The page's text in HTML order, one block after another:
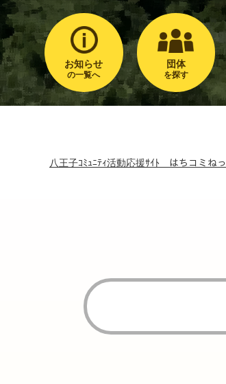
お知らせ
の一覧へ
団体
を探す
八王子ｺﾐｭﾆﾃｨ活動応援ｻｲﾄ はちコミね